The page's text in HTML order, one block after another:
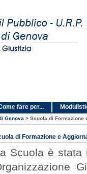
fare per...
Genova > Scuola di Formazione
di Formazione e
Scuola è stata